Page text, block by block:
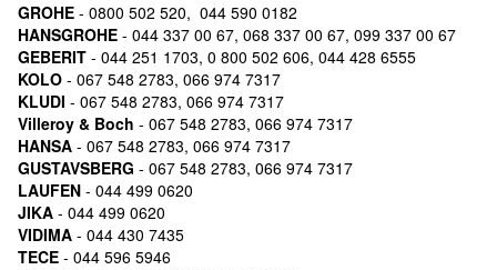
GROHE - 0800 502 520, 044 590 0182
HANSGROHE - 044 337 00 67, 068 337 00 67, 099 337 00 67
GEBERIT - 044 251 1703, 0 800 502 606, 044 428 6555
KOLO - 067 548 2783, 066 974 7317
KLUDI - 067 548 2783, 066 974 7317
Villeroy & Boch - 067 548 2783, 066 974 7317
HANSA - 067 548 2783, 066 974 7317
GUSTAVSBERG - 067 548 2783, 066 974 7317
LAUFEN - 044 499 0620
JIKA - 044 499 0620
VIDIMA - 044 430 7435
TECE - 044 596 5946